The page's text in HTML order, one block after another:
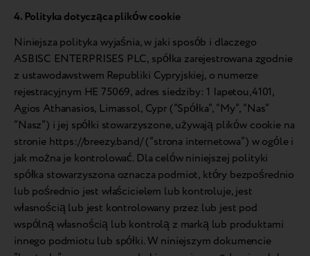
4. Polityka dotycząca plików cookie
Niniejsza polityka wyjaśnia, w jaki sposób i dlaczego
ASBISC ENTERPRISES PLC, spółka zarejestrowana zgodnie
z ustawodawstwem Republiki Cypryjskiej, o numerze
rejestracyjnym HE 75069, adres siedziby: 1 Iapetou,4101,
Agios Athanasios, Limassol, Cypr (“Spółka”, “My”, “Nas”
“Nasz”) i jej spółki stowarzyszone, używają plików cookie na
stronie https://breezy.band/ (“strona internetowa”) w ogóle i
jak można je kontrolować. Dla celów niniejszej polityki
spółka stowarzyszona oznacza podmiot, który bezpośrednio
lub pośrednio jest właścicielem lub kontroluje, jest
własnością lub jest kontrolowany przez lub jest pod
wspólną własnością lub kontrolą z marką lub produktami
innego podmiotu lub spółki. W niniejszym dokumencie